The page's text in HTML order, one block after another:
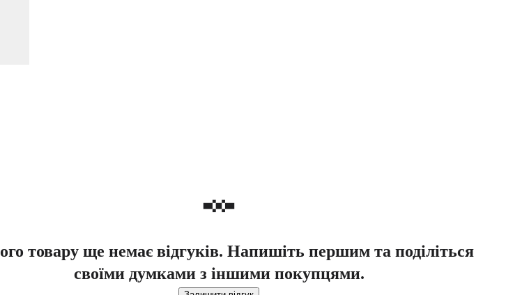
товару ще немає відгуків. Напишіть першим та поділіться
своїми думками з іншими покупцями.